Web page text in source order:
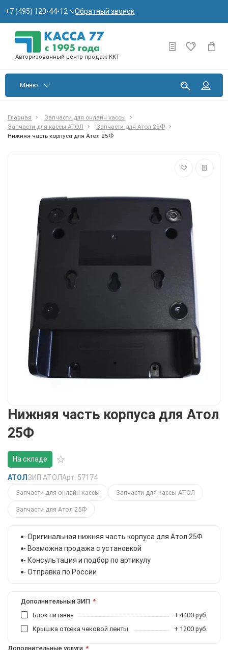
+7 (495) 120-44-12 Обратный звонок
Авторизованный центр продаж ККТ
Меню
Главная
Запчасти для онлайн кассы
Запчасти для кассы АТОЛ
Запчасти для Атол 25Ф
Нижняя часть корпуса для Атол 25Ф
Нижняя часть корпуса для Атол
25Ф
На складе
АТОЛЗИП АТОЛАрт: 57174
Запчасти для онлайн кассы Запчасти для кассы АТОЛ
Запчасти для Атол 25Ф
- Оригинальная нижняя часть корпуса для Атол 25Ф
- Возможна продажа с установкой
- Консультация и подбор по артикулу
- Отправка по России
Дополнительный ЗИП
Блок питания
+ 4400 руб.
Крышка отсека чековой ленты
+ 1200 руб.
Дополнительные услуги